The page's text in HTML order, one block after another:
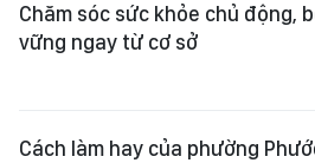
Chăm sóc sức khỏe chủ động,
vững ngay từ cơ sở
Cách làm hay của phường